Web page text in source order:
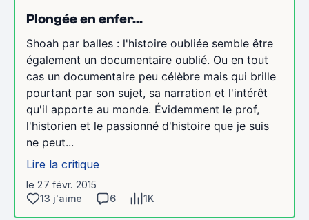
Plongée en enfer...
Shoah par balles : l'histoire oubliée semble être
également un documentaire oublié. Ou en tout
cas un documentaire peu célèbre mais qui brille
pourtant par son sujet, sa narration et l'intérêt
qu'il apporte au monde. Évidemment le prof,
l'historien et le passionné d'histoire que je suis
ne peut...
Lire la critique
le 27 févr. 2015
13 j'aime
6 1K